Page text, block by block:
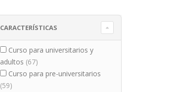
CARACTERÍSTICAS
Curso para universitarios y
adultos (67)
Curso para pre-universitarios
(59)